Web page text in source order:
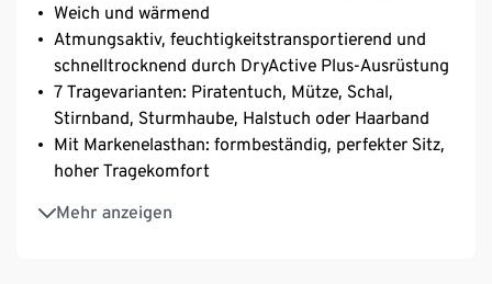
Weich und wärmend
Atmungsaktiv, feuchtigkeitstransportierend und
schnelltrocknend durch DryActive Plus-Ausrüstung
7 Tragevarianten: Piratentuch, Mütze, Schal,
Stirnband, Sturmhaube, Halstuch oder Haarband
Mit Markenelasthan: formbeständig, perfekter Sitz,
hoher Tragekomfort
Mehr anzeigen
Unisex